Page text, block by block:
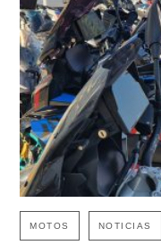
MOTOS NOTICIAS